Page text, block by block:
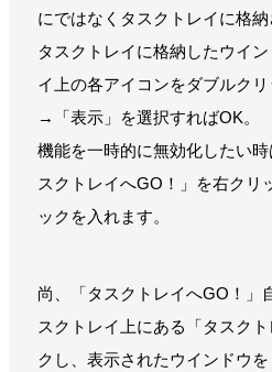
にではなくタスクトレイに格納
タスクトレイに格納したウイ
イ上の各アイコンをダブルク
→「表示」を選択すればOK。
機能を一時的に無効化したい
スクトレイへGO！」を右クリ
ックを入れます。
尚、「タスクトレイへGO！」
スクトレイ上にある「タスク
クし、表示されたウインドウを